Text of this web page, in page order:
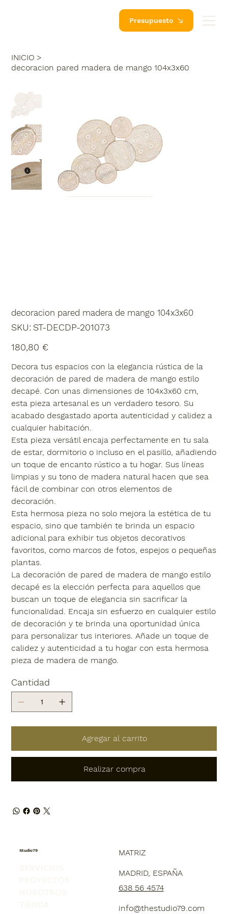
Presupuesto
INICIO >
decoracion pared madera de mango 104x3x60
decoracion pared madera de mango 104x3x60
SKU: SKU
ST-
ST-DECDP-201073
180,80 €
Decora tus espacios con la elegancia rústica de la
decoración de pared de madera de mango estilo
decapé. Con unas dimensiones de 104x3x60 cm,
esta pieza artesanal es un verdadero tesoro. Su
acabado desgastado aporta autenticidad y calidez a
cualquier habitación.
Esta pieza versátil encaja perfectamente en tu sala
de estar, dormitorio o incluso en el pasillo, añadiendo
un toque de encanto rústico a tu hogar. Sus líneas
limpias y su tono de madera natural hacen que sea
fácil de combinar con otros elementos de
decoración.
Esta hermosa pieza no solo mejora la estética de tu
espacio, sino que también te brinda un espacio
adicional para exhibir tus objetos decorativos
favoritos, como marcos de fotos, espejos o pequeñas
plantas.
La decoración de pared de madera de mango estilo
decapé es la elección perfecta para aquellos que
buscan un toque de elegancia sin sacrificar la
funcionalidad. Encaja sin esfuerzo en cualquier estilo
de decoración y te brinda una oportunidad única
para personalizar tus interiores. Añade un toque de
calidez y autenticidad a tu hogar con esta hermosa
pieza de madera de mango.
Cantidad
Agregar al carrito
Realizar compra
Studio79 MATRIZ
MADRID, ESPAÑA
638 56 4574
info@thestudio79.com